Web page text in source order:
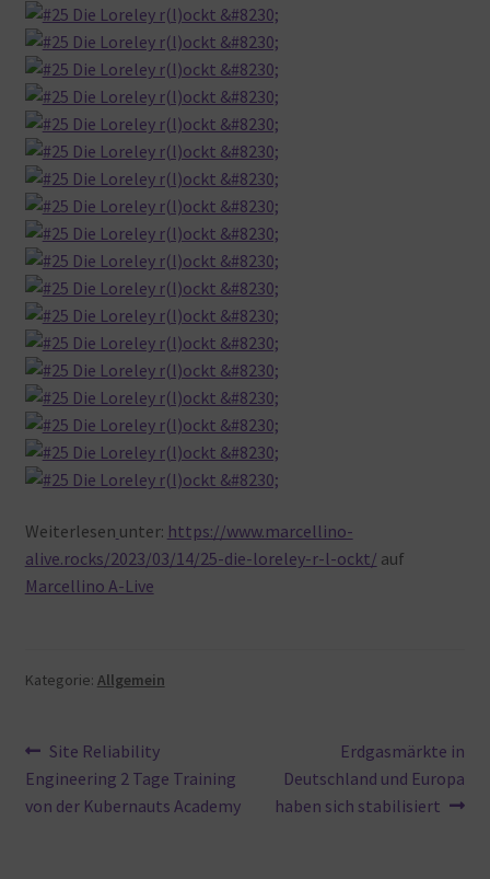
Weiterlesen unter: https://www.marcellino-
alive.rocks/2023/03/14/25-die-loreley-r-l-ockt/ auf
Marcellino A-Live
Kategorie: Allgemein
Beitragsnavigation
Vorheriger
Beitrag:
Site Reliability
Engineering 2 Tage Training
von der Kubernauts Academy
Nächster
Beitrag:
Erdgasmärkte in
Deutschland und Europa
haben sich stabilisiert